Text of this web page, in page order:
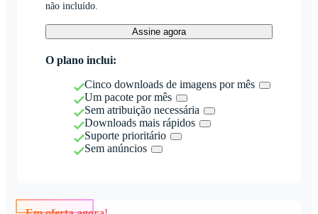
não incluído.
Assine agora
O plano inclui:
Cinco downloads de imagens por mês
Um pacote por mês
Sem atribuição necessária
Downloads mais rápidos
Suporte prioritário
Sem anúncios